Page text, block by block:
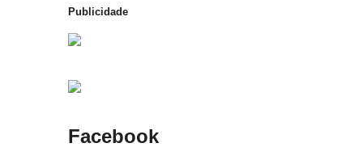
Publicidade
Facebook